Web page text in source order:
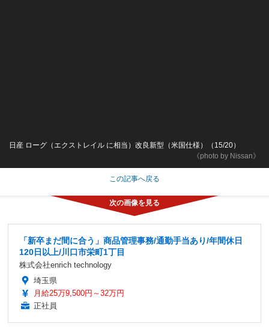
《photo by Nissan》
日産 ローグ（エクストレイル に相当）改良新型（米国仕様）（15/20）
この記事へ戻る
「新卒まだ間に合う」商品管理事務/通勤手当あり/年間休日
120日以上/川口市栄町1丁目
株式会社enrich technology
埼玉県
月給25万9,500円～32万円
正社員